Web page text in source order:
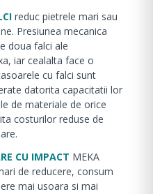
reduc pietrele mari sau
Presiunea mecanica
doua falci ale
iar cealalta face o
cu falci sunt
datorita capacitatii lor
de materiale de orice
costurilor reduse de
CU IMPACT MEKA
de reducere, consum
mai usoara si mai